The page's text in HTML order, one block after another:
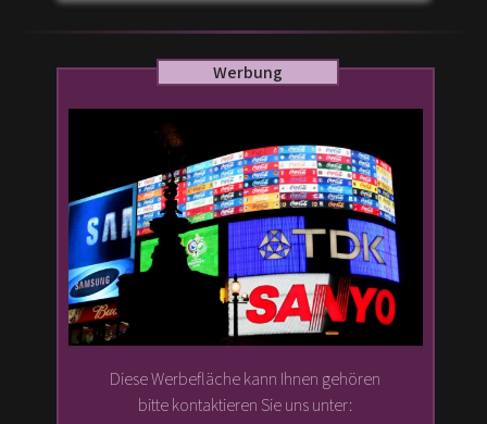
Werbung
Diese Werbefläche kann Ihnen gehören
bitte kontaktieren Sie uns unter: